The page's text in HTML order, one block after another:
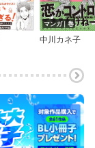
マンガ｜巻
中川カネ子